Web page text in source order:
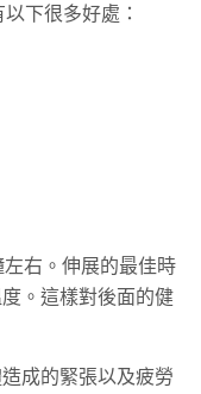
下很多好處：
右。伸展的最佳時
。這樣對後面的健
成的緊張以及疲勞